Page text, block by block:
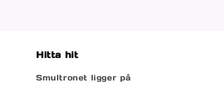
Hitta hit
Smultronet ligger på